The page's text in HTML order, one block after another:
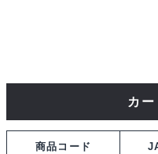
カ
商品コード